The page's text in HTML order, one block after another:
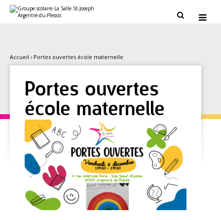
contenu.
personnels
 
Accueil › Portes ouvertes école maternelle
Portes ouvertes
école maternelle